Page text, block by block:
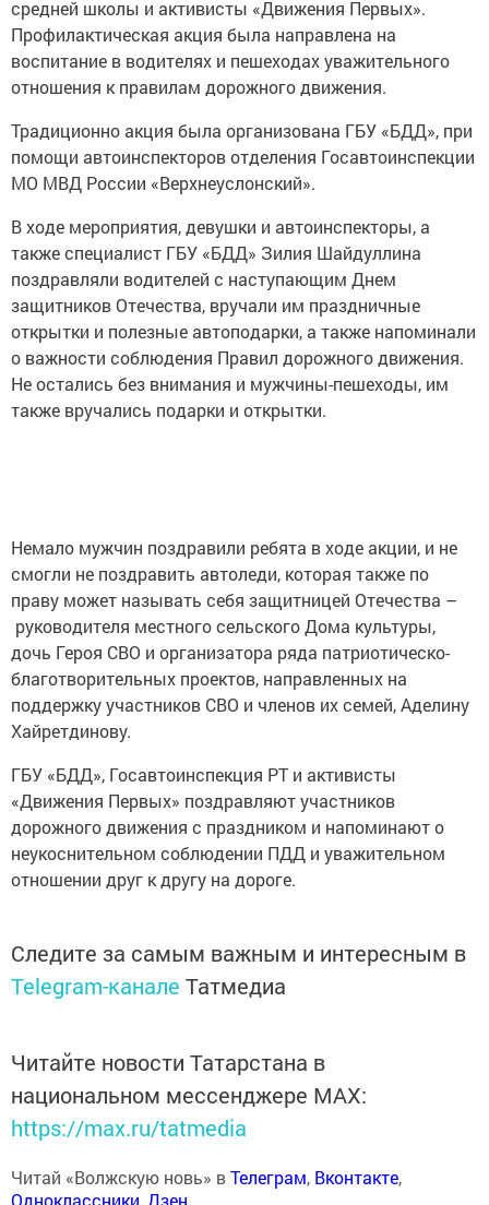
средней школы и активисты «Движения Первых».
Профилактическая акция была направлена на
воспитание в водителях и пешеходах уважительного
отношения к правилам дорожного движения.
Традиционно акция была организована ГБУ «БДД», при
помощи автоинспекторов отделения Госавтоинспекции
МО МВД России «Верхнеуслонский».
В ходе мероприятия, девушки и автоинспекторы, а
также специалист ГБУ «БДД» Зилия Шайдуллина
поздравляли водителей с наступающим Днем
защитников Отечества, вручали им праздничные
открытки и полезные автоподарки, а также напоминали
о важности соблюдения Правил дорожного движения.
Не остались без внимания и мужчины-пешеходы, им
также вручались подарки и открытки.
Немало мужчин поздравили ребята в ходе акции, и не
смогли не поздравить автоледи, которая также по
праву может называть себя защитницей Отечества –
руководителя местного сельского Дома культуры,
дочь Героя СВО и организатора ряда патриотическо-
благотворительных проектов, направленных на
поддержку участников СВО и членов их семей, Аделину
Хайретдинову.
ГБУ «БДД», Госавтоинспекция РТ и активисты
«Движения Первых» поздравляют участников
дорожного движения с праздником и напоминают о
неукоснительном соблюдении ПДД и уважительном
отношении друг к другу на дороге.
Следите за самым важным и интересным в
Telegram-канале Татмедиа
Читайте новости Татарстана в
национальном мессенджере MАХ:
https://max.ru/tatmedia
Читай «Волжскую новь» вТелеграм, Вконтакте,